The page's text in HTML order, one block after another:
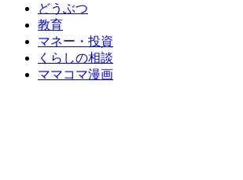
どうぶつ
教育
マネー・投資
くらしの相談
ママコマ漫画